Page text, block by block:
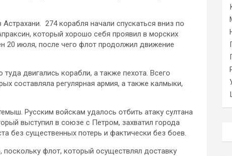
274 корабля начали спускаться вниз по
который хорошо себя проявил в морских
20 июля, после чего флот продолжил движение
двигались корабли, а также пехота. Всего
составляла регулярная армия, а также калмыки,
Русским войскам удалось отбить атаку султана
выступил в союзе с Петром, захватил города
без существенных потерь и фактически без боев.
флот, который осуществлял доставку